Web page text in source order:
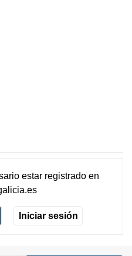
estar registradoen
Iniciar sesión